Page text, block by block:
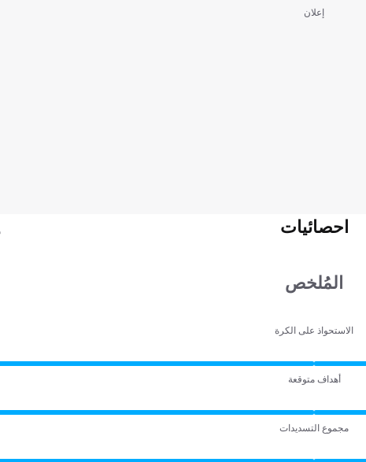
إعلان
احصائيات
المُلخص
الاستحواذ على الكرة
أهداف متوقعة
مجموع التسديدات